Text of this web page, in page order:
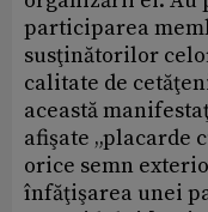
participarea
susţinătorilor
calitate de
această
afişate „placarde
orice semn
înfăţişarea unei